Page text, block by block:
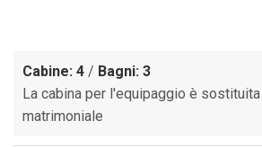
Cabine: 4 / Bagni: 3
La cabina per l'equipaggio è sostituita
matrimoniale